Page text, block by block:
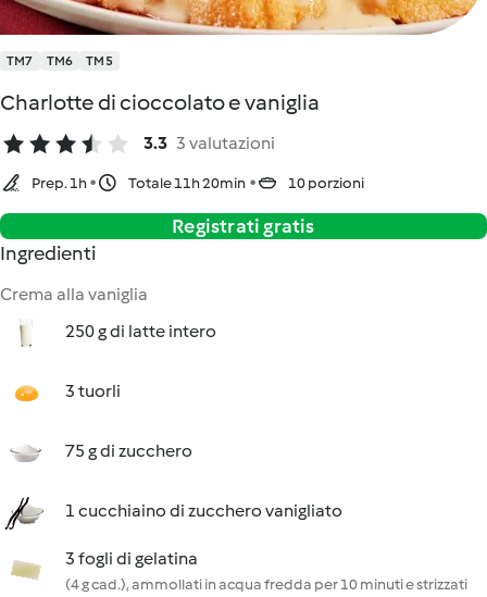
TM7 TM6 TM5
Charlotte di cioccolato e vaniglia
3.3 3 valutazioni
Prep. 1h Totale 11h 20min 10 porzioni
Registrati gratis
Ingredienti
Crema alla vaniglia
250 g di latte intero
3 tuorli
75 g di zucchero
1 cucchiaino di zucchero vanigliato
3 fogli di gelatina
(4 g cad.), ammollati in acqua fredda per 10 minuti e strizzati